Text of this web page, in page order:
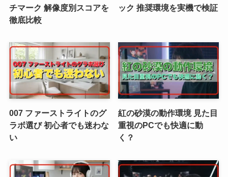
チマーク 解像度別スコアを
徹底比較
ック 推奨環境を実機で検証
007 ファーストライトのグ
ラボ選び 初心者でも迷わな
い
紅の砂漠の動作環境 見た目
重視のPCでも快適に動
く？